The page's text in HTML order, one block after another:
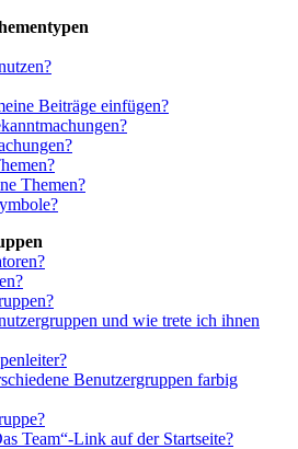
Beiträge einfügen?
Themen?
und wie trete ich ihnen
Benutzergruppen farbig
Team“-Link auf der Startseite?